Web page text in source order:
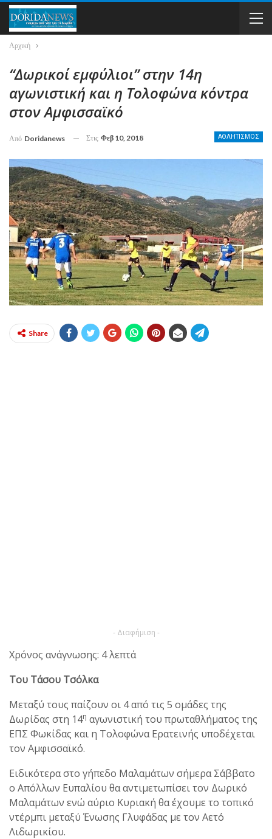
Αρχική
“Δωρικοί εμφύλιοι” στην 14η
αγωνιστική και η Τολοφώνα κόντρα
στον Αμφισσαϊκό
ΑΘΛΗΤΙΣΜΟΣ
Από Doridanews Στις Φεβ 10, 2018
Share
- Διαφήμιση -
Χρόνος ανάγνωσης: 4 λεπτά
Του Τάσου Τσόλκα
Μεταξύ τους παίζουν οι 4 από τις 5 ομάδες της
Δωρίδας στη 14η αγωνιστική του πρωταθλήματος της
ΕΠΣ Φωκίδας και η Τολοφώνα Ερατεινής υποδέχεται
τον Αμφισσαϊκό.
Ειδικότερα στο γήπεδο Μαλαμάτων σήμερα Σάββατο
ο Απόλλων Ευπαλίου θα αντιμετωπίσει τον Δωρικό
Μαλαμάτων ενώ αύριο Κυριακή θα έχουμε το τοπικό
ντέρμπι μεταξύ Ένωσης Γλυφάδας με τον Αετό
Λιδωρικίου.